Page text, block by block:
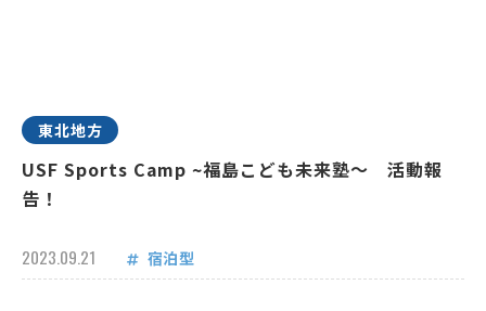
東北地方
USF Sports Camp ~福島こども未来塾～ 活動報
告！
2023.09.21 宿泊型